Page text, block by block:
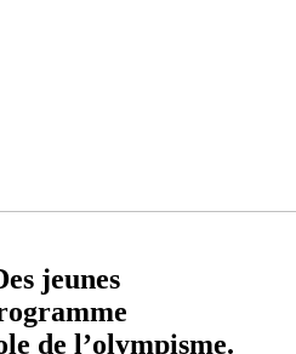
jeunes
de l’olympisme.